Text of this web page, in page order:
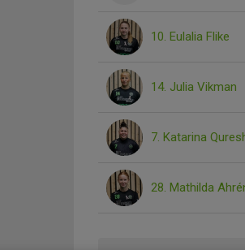
10. Eulalia Flike
14. Julia Vikman
7. Katarina
28. Mathilda